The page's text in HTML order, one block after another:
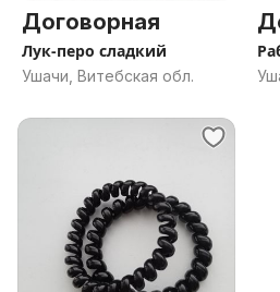
Договорная
Лук-перо сладкий
Ушачи, Витебская обл.